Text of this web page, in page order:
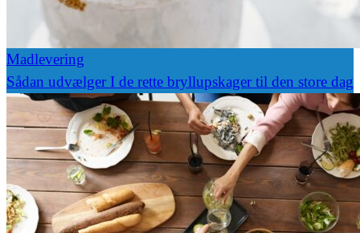
Madlevering
Sådan udvælger I de rette bryllupskager til den store dag